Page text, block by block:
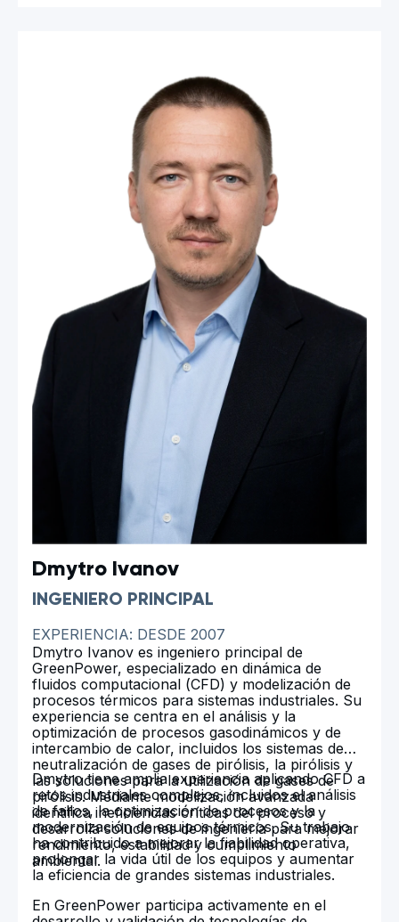
Dmytro Ivanov
INGENIERO PRINCIPAL
EXPERIENCIA: DESDE 2007
Dmytro Ivanov es ingeniero principal de
GreenPower, especializado en dinámica de
fluidos computacional (CFD) y modelización de
procesos térmicos para sistemas industriales. Su
experiencia se centra en el análisis y la
optimización de procesos gasodinámicos y de
intercambio de calor, incluidos los sistemas de
neutralización de gases de pirólisis, la pirólisis y
las soluciones para la utilización de gases de
pirólisis. Mediante modelización avanzada
identifica ineficiencias críticas del proceso y
desarrolla soluciones de ingeniería para mejorar
rendimiento, estabilidad y cumplimiento
ambiental.
Dmytro tiene amplia experiencia aplicando CFD a
retos industriales complejos, incluidos el análisis
de fallos, la optimización de procesos y la
modernización de equipos térmicos. Su trabajo
ha contribuido a mejorar la fiabilidad operativa,
prolongar la vida útil de los equipos y aumentar
la eficiencia de grandes sistemas industriales.
En GreenPower participa activamente en el